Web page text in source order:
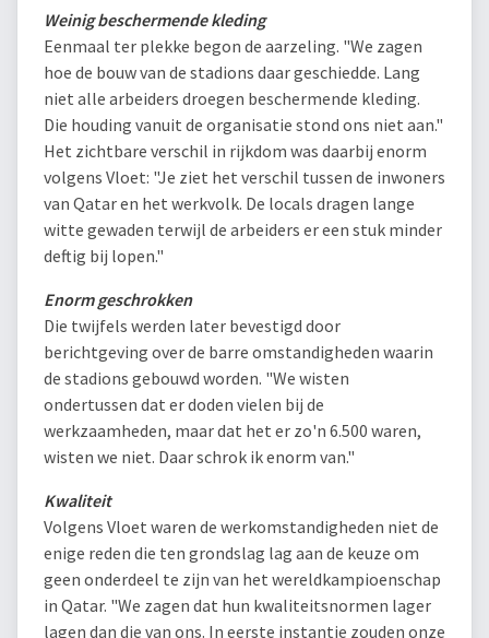
Weinig beschermende kleding
Eenmaal ter plekke begon de aarzeling. "We zagen
hoe de bouw van de stadions daar geschiedde. Lang
niet alle arbeiders droegen beschermende kleding.
Die houding vanuit de organisatie stond ons niet aan."
Het zichtbare verschil in rijkdom was daarbij enorm
volgens Vloet: "Je ziet het verschil tussen de inwoners
van Qatar en het werkvolk. De locals dragen lange
witte gewaden terwijl de arbeiders er een stuk minder
deftig bij lopen."
Enorm geschrokken
Die twijfels werden later bevestigd door
berichtgeving over de barre omstandigheden waarin
de stadions gebouwd worden. "We wisten
ondertussen dat er doden vielen bij de
werkzaamheden, maar dat het er zo'n 6.500 waren,
wisten we niet. Daar schrok ik enorm van."
Kwaliteit
Volgens Vloet waren de werkomstandigheden niet de
enige reden die ten grondslag lag aan de keuze om
geen onderdeel te zijn van het wereldkampioenschap
in Qatar. "We zagen dat hun kwaliteitsnormen lager
lagen dan die van ons. In eerste instantie zouden onze